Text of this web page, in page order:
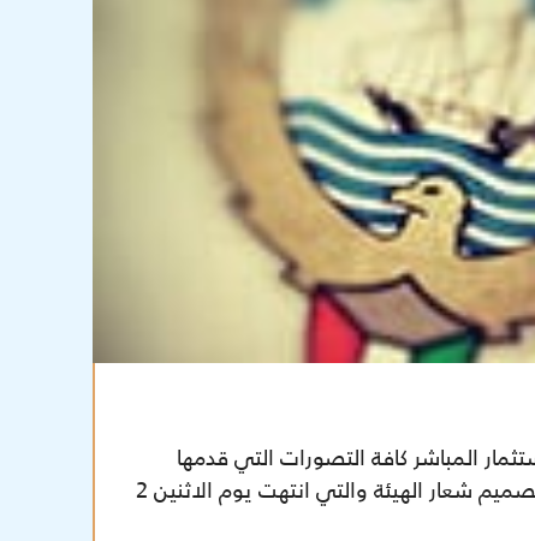
المباشر كافة التصورات التي قدمها
المشاركون في مسابقة تصميم شعار الهيئة والتي انتهت يوم الاثنين 2